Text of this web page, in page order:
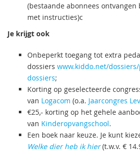
(bestaande abonnees
met instructies)c
Je krijgt ook
Onbeperkt toegang tot extra
dossiers www.kiddo.net/
dossiers;
Korting op geselecteerde
van Logacom (o.a. Jaarcongres
€25,- korting op het gehele
van Kinderopvangschool.
Een boek naar keuze. Je kunt
Welke dier heb ik hier(t.w.v. €